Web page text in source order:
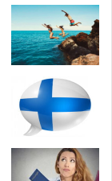
ا
س
ي
ك
ر
ب